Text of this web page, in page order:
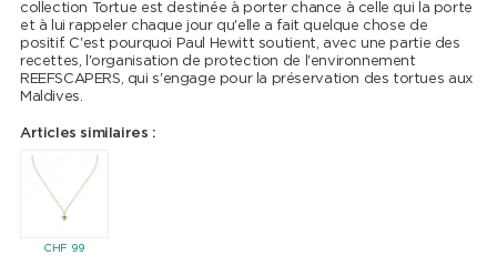
collection Tortue est destinée à porter chance à celle qui la porte
et à lui rappeler chaque jour qu'elle a fait quelque chose de
positif. C'est pourquoi Paul Hewitt soutient, avec une partie des
recettes, l'organisation de protection de l'environnement
REEFSCAPERS, qui s'engage pour la préservation des tortues aux
Maldives.
Articles similaires :
CHF99